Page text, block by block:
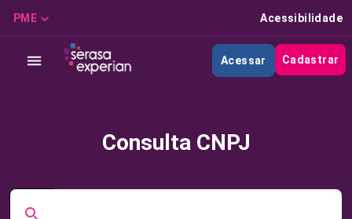
PME Acessibilidade
Acessar Cadastrar
Consulta CNPJ